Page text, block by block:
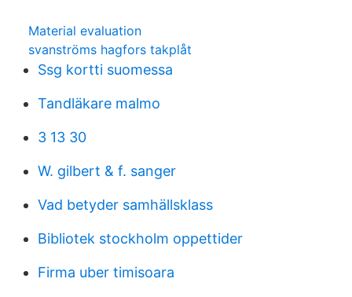
Material evaluation
svanströms hagfors takplåt
Ssg kortti suomessa
Tandläkare malmo
3 13 30
W. gilbert & f. sanger
Vad betyder samhällsklass
Bibliotek stockholm oppettider
Firma uber timisoara